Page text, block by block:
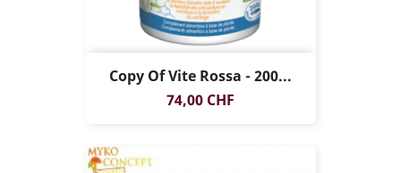
Copy Of Vite Rossa - 200...
Prezzo
74,00 CHF